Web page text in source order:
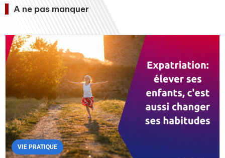
A ne pas manquer
VIE PRATIQUE